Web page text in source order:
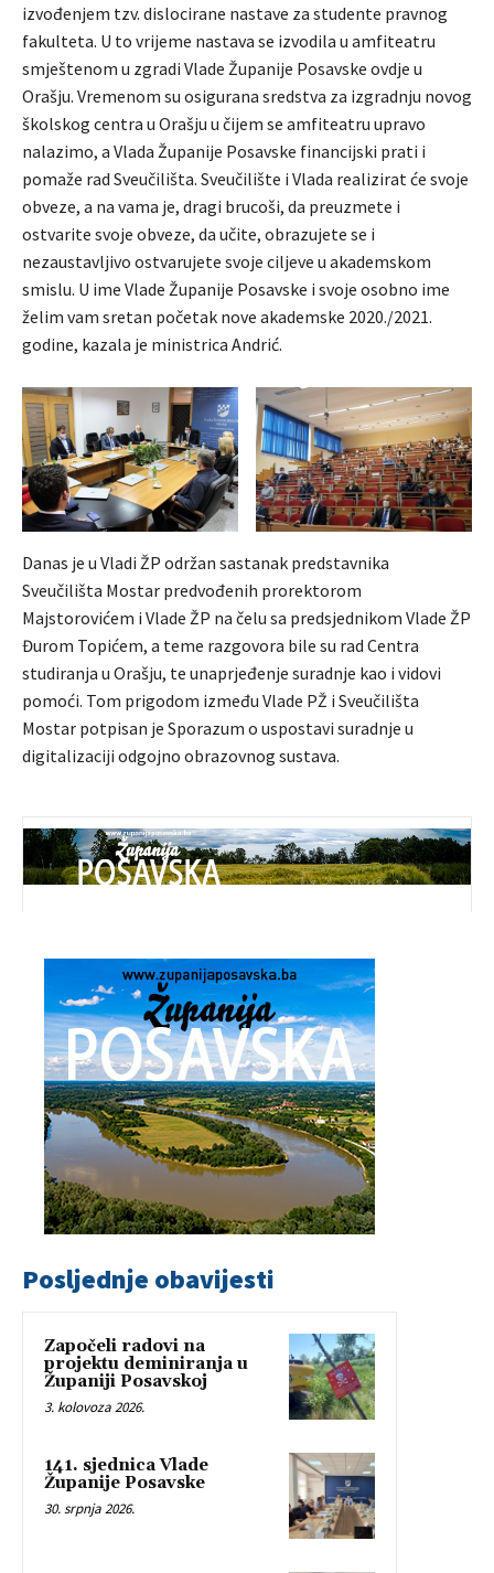
izvođenjem tzv. dislocirane nastave za studente pravnog
fakulteta. U to vrijeme nastava se izvodila u amfiteatru
smještenom u zgradi Vlade Županije Posavske ovdje u
Orašju. Vremenom su osigurana sredstva za izgradnju novog
školskog centra u Orašju u čijem se amfiteatru upravo
nalazimo, a Vlada Županije Posavske financijski prati i
pomaže rad Sveučilišta. Sveučilište i Vlada realizirat će svoje
obveze, a na vama je, dragi brucoši, da preuzmete i
ostvarite svoje obveze, da učite, obrazujete se i
nezaustavljivo ostvarujete svoje ciljeve u akademskom
smislu. U ime Vlade Županije Posavske i svoje osobno ime
želim vam sretan početak nove akademske 2020./2021.
godine, kazala je ministrica Andrić.
Danas je u Vladi ŽP održan sastanak predstavnika
Sveučilišta Mostar predvođenih prorektorom
Majstorovićem i Vlade ŽP na čelu sa predsjednikom Vlade ŽP
Đurom Topićem, a teme razgovora bile su rad Centra
studiranja u Orašju, te unaprjeđenje suradnje kao i vidovi
pomoći. Tom prigodom između Vlade PŽ i Sveučilišta
Mostar potpisan je Sporazum o uspostavi suradnje u
digitalizaciji odgojno obrazovnog sustava.
Posljednje obavijesti
Započeli radovi na
projektu deminiranja u
Županiji Posavskoj
3. kolovoza 2026.
141. sjednica Vlade
Županije Posavske
30. srpnja 2026.